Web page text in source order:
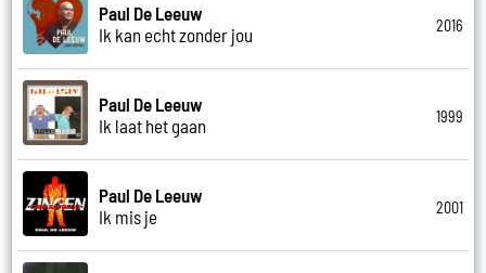
Paul De Leeuw
Ik kan echt zonder jou
2016
Paul De Leeuw
Ik laat het gaan
1999
Paul De Leeuw
Ik mis je
2001